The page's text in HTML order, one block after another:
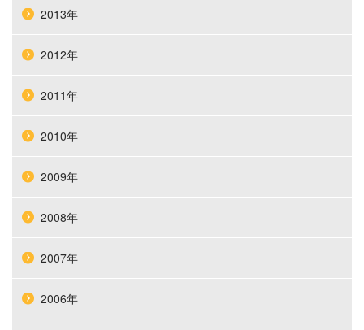
2013年
2012年
2011年
2010年
2009年
2008年
2007年
2006年